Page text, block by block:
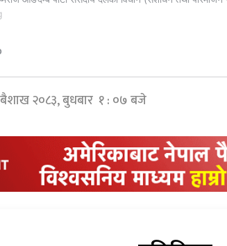
बैशाख २०८३, बुधबार १ : ०७ बजे